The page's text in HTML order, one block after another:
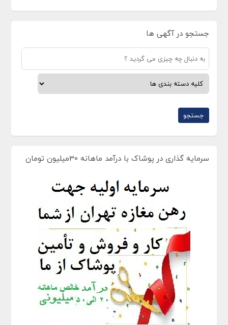
جستجو در آگهی ها
سرمایه گذاری در پوشاک با درآمد ماهانه 30میلیون تومان